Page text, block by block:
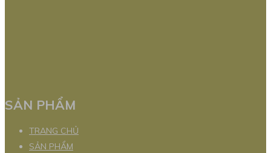
SẢN PHẨM
TRANG CHỦ
SẢN PHẨM